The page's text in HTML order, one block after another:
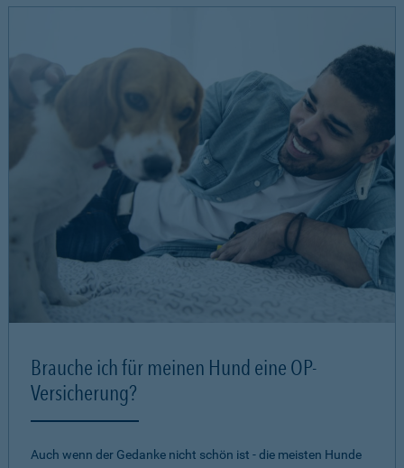
Brauche ich für meinen Hund eine OP-
Versicherung?
Auch wenn der Gedanke nicht schön ist - die meisten Hunde